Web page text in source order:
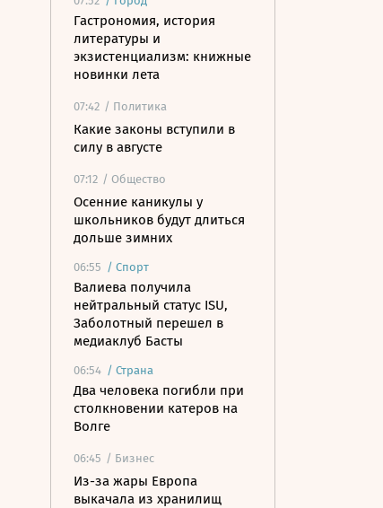
Гастрономия, история
литературы и
экзистенциализм: книжные
новинки лета
07:42 / Политика
Какие законы вступили в
силу в августе
07:12 / Общество
Осенние каникулы у
школьников будут длиться
дольше зимних
06:55 / Спорт
Валиева получила
нейтральный статус ISU,
Заболотный перешел в
медиаклуб Басты
06:54 / Страна
Два человека погибли при
столкновении катеров на
Волге
06:45 / Бизнес
Из-за жары Европа
выкачала из хранилищ